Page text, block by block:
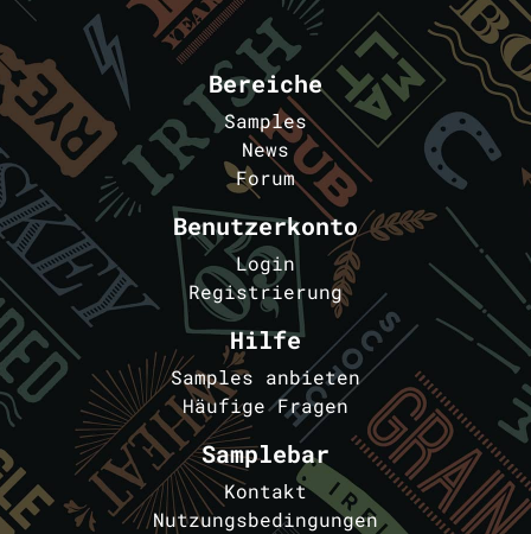
Bereiche
Samples
News
Forum
Benutzerkonto
Login
Registrierung
Hilfe
Samples anbieten
Häufige Fragen
Samplebar
Kontakt
Nutzungsbedingungen